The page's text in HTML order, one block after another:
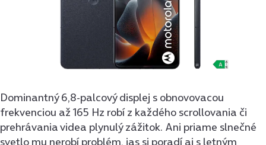
Dominantný 6,8-palcový displej s obnovovacou
frekvenciou až 165 Hz robí z každého scrollovania či
prehrávania videa plynulý zážitok. Ani priame slnečné
svetlo mu nerobí problém, jas si poradí aj s letným